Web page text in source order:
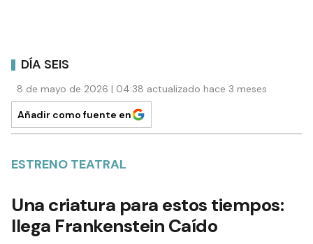
DÍA SEIS
8 de mayo de 2026 | 04:38 actualizado hace 3 meses
Añadir como fuente en
ESTRENO TEATRAL
Una criatura para estos tiempos:
llega Frankenstein Caído